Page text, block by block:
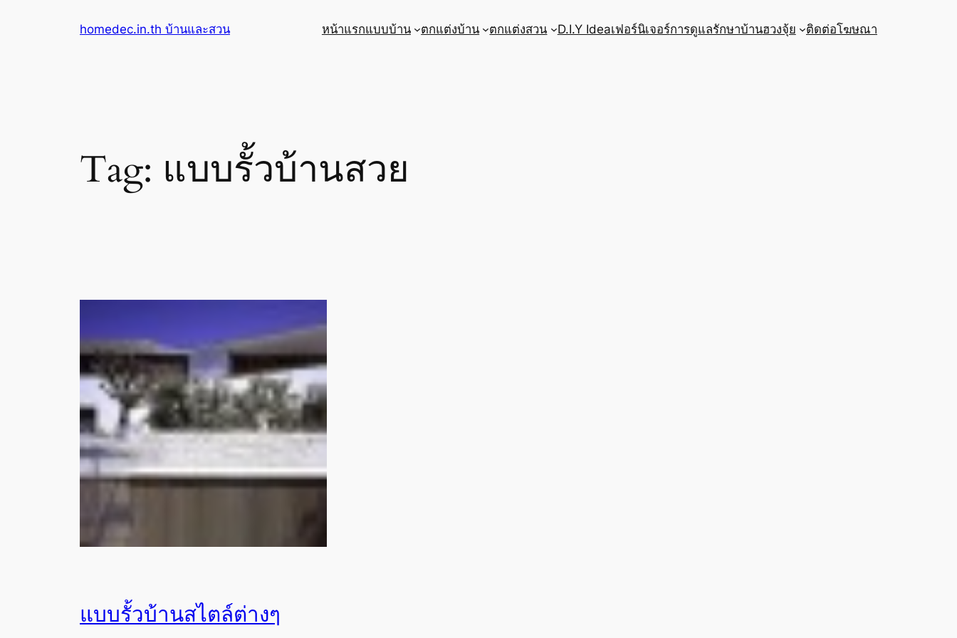
homedec.in.th บ้านและสวน หน้าแรกแบบบ้าน ตกแต่งบ้าน ตกแต่งสวน D.I.Y Ideaเฟอร์นิเจอร์การดูแลรักษาบ้านฮวงจุ้ย ติดต่อโฆษณา
Tag: แบบรั้วบ้านสวย
แบบรั้วบ้านสไตล์ต่างๆ